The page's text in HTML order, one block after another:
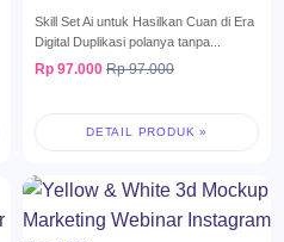
Skill Set Ai untuk Hasilkan Cuan di Era
Digital Duplikasi polanya tanpa...
Rp 97.000 Rp 97.000
DETAIL PRODUK »